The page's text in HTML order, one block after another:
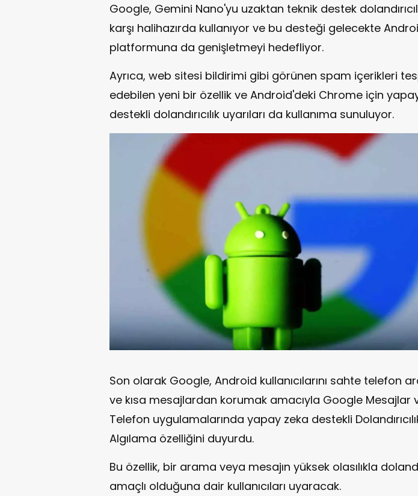
Google, Gemini Nano'yu uzaktan teknik destek
karşı halihazırda kullanıyor ve bu desteği gelecekte
platformuna da genişletmeyi hedefliyor.
Ayrıca, web sitesi bildirimi gibi görünen spam içerikleri
edebilen yeni bir özellik ve Android'deki Chrome için
destekli dolandırıcılık uyarıları da kullanıma sunuluyor.
Son olarak Google, Android kullanıcılarını sahte telefon
ve kısa mesajlardan korumak amacıyla Google Mesajlar
Telefon uygulamalarında yapay zeka destekli
Algılama özelliğini duyurdu.
Bu özellik, bir arama veya mesajın yüksek olasılıkla
amaçlı olduğuna dair kullanıcıları uyaracak.